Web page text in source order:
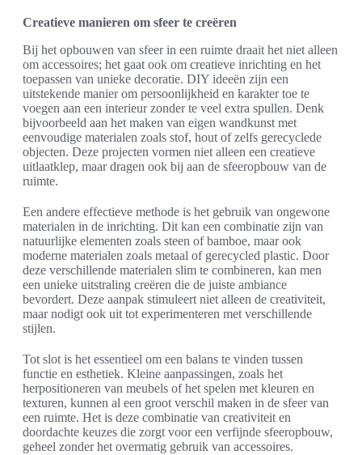
Creatieve manieren om sfeer te creëren
Bij het opbouwen van sfeer in een ruimte draait het niet alleen
om accessoires; het gaat ook om creatieve inrichting en het
toepassen van unieke decoratie. DIY ideeën zijn een
uitstekende manier om persoonlijkheid en karakter toe te
voegen aan een interieur zonder te veel extra spullen. Denk
bijvoorbeeld aan het maken van eigen wandkunst met
eenvoudige materialen zoals stof, hout of zelfs gerecyclede
objecten. Deze projecten vormen niet alleen een creatieve
uitlaatklep, maar dragen ook bij aan de sfeeropbouw van de
ruimte.
Een andere effectieve methode is het gebruik van ongewone
materialen in de inrichting. Dit kan een combinatie zijn van
natuurlijke elementen zoals steen of bamboe, maar ook
moderne materialen zoals metaal of gerecycled plastic. Door
deze verschillende materialen slim te combineren, kan men
een unieke uitstraling creëren die de juiste ambiance
bevordert. Deze aanpak stimuleert niet alleen de creativiteit,
maar nodigt ook uit tot experimenteren met verschillende
stijlen.
Tot slot is het essentieel om een balans te vinden tussen
functie en esthetiek. Kleine aanpassingen, zoals het
herpositioneren van meubels of het spelen met kleuren en
texturen, kunnen al een groot verschil maken in de sfeer van
een ruimte. Het is deze combinatie van creativiteit en
doordachte keuzes die zorgt voor een verfijnde sfeeropbouw,
geheel zonder het overmatig gebruik van accessoires.